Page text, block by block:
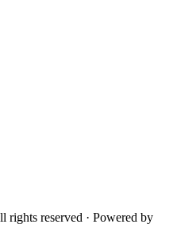
reserved · Powered by